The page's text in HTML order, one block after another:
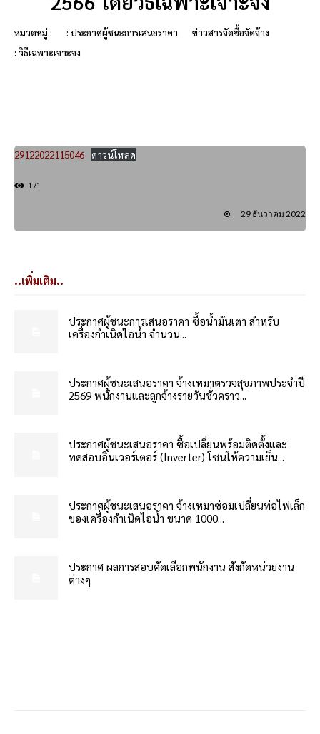
หมวดหมู่ : : ประกาศผู้ชนะการเสนอราคา
ข่าวสารจัดซื้อจัดจ้าง
: วิธีเฉพาะเจาะจง
29122022115046 ดาวน์โหลด
171
29 ธันวาคม 2022
..เพิ่มเติม..
ประกาศผู้ชนะการเสนอราคา ซื้อน้ำมันเตา สำหรับ
เครื่องกำเนิดไอน้ำ จำนวน...
ประกาศผู้ชนะเสนอราคา จ้างเหมาตรวจสุขภาพประจำปี
2569 พนักงานและลูกจ้างรายวันชั่วคราว...
ประกาศผู้ชนะเสนอราคา ซื้อเปลี่ยนพร้อมติดตั้งและ
ทดสอบอินเวอร์เตอร์ (Inverter) โซนให้ความเย็น...
ประกาศผู้ชนะเสนอราคา จ้างเหมาซ่อมเปลี่ยนท่อไฟเล็ก
ของเครื่องกำเนิดไอน้ำ ขนาด 1000...
ประกาศ ผลการสอบคัดเลือกพนักงาน สังกัดหน่วยงาน
ต่างๆ